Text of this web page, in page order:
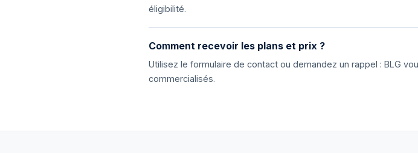
éligibilité.
Comment recevoir les plans et prix ?
Utilisez le formulaire de contact ou demandez un rappel : BLG
commercialisés.